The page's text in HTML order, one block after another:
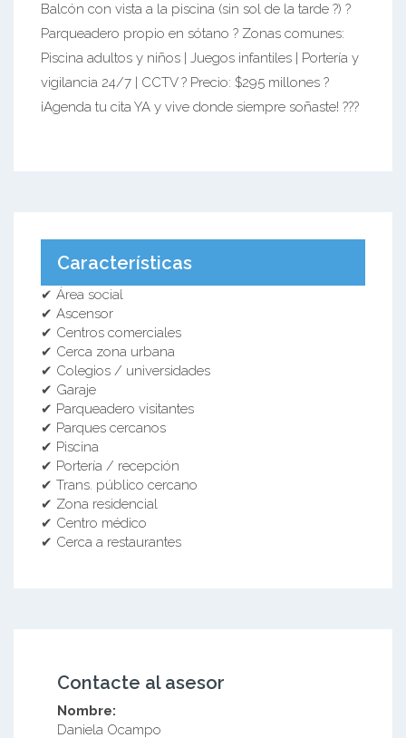
Balcón con vista a la piscina (sin sol de la tarde ?) ?
Parqueadero propio en sótano ? Zonas comunes:
Piscina adultos y niños | Juegos infantiles | Portería y
vigilancia 24/7 | CCTV ? Precio: $295 millones ?
¡Agenda tu cita YA y vive donde siempre soñaste! ???
Características
✔ Área social
✔ Ascensor
✔ Centros comerciales
✔ Cerca zona urbana
✔ Colegios / universidades
✔ Garaje
✔ Parqueadero visitantes
✔ Parques cercanos
✔ Piscina
✔ Portería / recepción
✔ Trans. público cercano
✔ Zona residencial
✔ Centro médico
✔ Cerca a restaurantes
Contacte al asesor
Nombre:
Daniela Ocampo